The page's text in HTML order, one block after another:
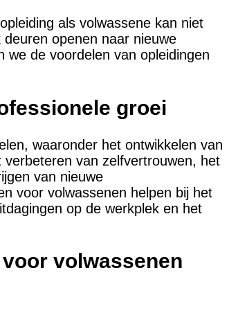
als volwassene kan niet
openen naar nieuwe
we de voordelen van opleidingen
groei
waaronder het ontwikkelen van
van zelfvertrouwen, het
van nieuwe
voor volwassenen helpen bij het
op de werkplek en het
volwassenen